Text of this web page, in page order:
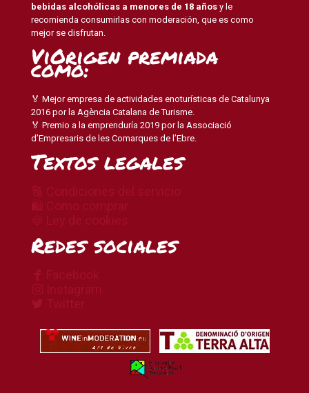
bebidas alcohólicas a menores de 18 años y le
recomienda consumirlas con moderación, que es como
mejor se disfrutan.
ViOrigen premiada
como:
🏅 Mejor empresa de actividades enoturísticas de Catalunya
2016 por la Agència Catalana de Turisme.
🏅 Premio a la emprenduría 2019 por la Associació
d’Empresaris de les Comarques de l’Ebre.
Textos legales
Redes sociales